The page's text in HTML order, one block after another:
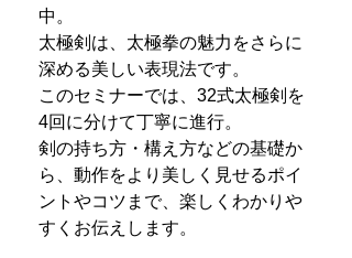
中。
太極剣は、太極拳の魅力をさらに
深める美しい表現法です。
このセミナーでは、32式太極剣を
4回に分けて丁寧に進行。
剣の持ち方・構え方などの基礎か
ら、動作をより美しく見せるポイ
ントやコツまで、楽しくわかりや
すくお伝えします。